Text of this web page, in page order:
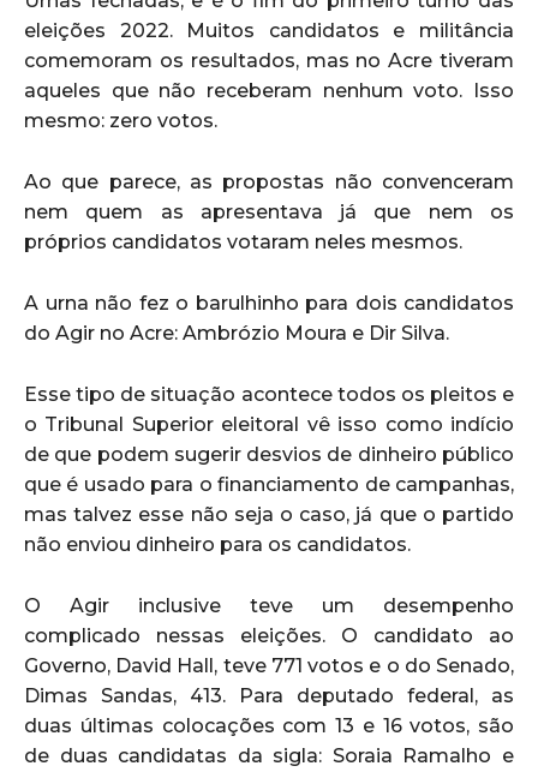
eleições 2022. Muitos candidatos e militância
comemoram os resultados, mas no Acre tiveram
aqueles que não receberam nenhum voto. Isso
mesmo: zero votos.
Ao que parece, as propostas não convenceram
nem quem as apresentava já que nem os
próprios candidatos votaram neles mesmos.
A urna não fez o barulhinho para dois candidatos
do Agir no Acre: Ambrózio Moura e Dir Silva.
Esse tipo de situação acontece todos os pleitos e
o Tribunal Superior eleitoral vê isso como indício
de que podem sugerir desvios de dinheiro público
que é usado para o financiamento de campanhas,
mas talvez esse não seja o caso, já que o partido
não enviou dinheiro para os candidatos.
O Agir inclusive teve um desempenho
complicado nessas eleições. O candidato ao
Governo, David Hall, teve 771 votos e o do Senado,
Dimas Sandas, 413. Para deputado federal, as
duas últimas colocações com 13 e 16 votos, são
de duas candidatas da sigla: Soraia Ramalho e